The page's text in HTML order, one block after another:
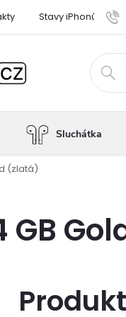
Stavy iPhonů
Sluchátka
(zlatá)
GB